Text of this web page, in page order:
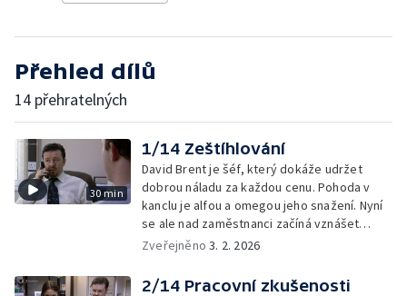
Přehled dílů
14 přehratelných
30 min
1/14 Zeštíhlování
David Brent je šéf, který dokáže udržet
dobrou náladu za každou cenu. Pohoda v
kanclu je alfou a omegou jeho snažení. Nyní
se ale nad zaměstnanci začíná vznášet
hrozba propouštění.
Zveřejněno3. 2. 2026
2/14 Pracovní zkušenosti